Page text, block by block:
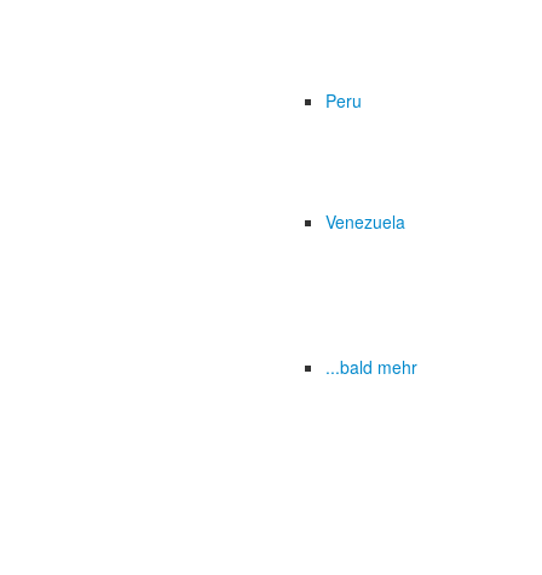
Peru
Venezuela
...bald mehr